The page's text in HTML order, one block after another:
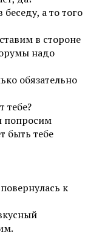
а то того
в стороне
надо
обязательно
тебе?
попросим
быть тебе
к